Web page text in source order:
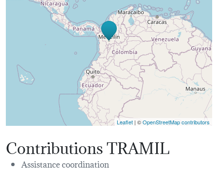
Leaflet | ©OpenStreetMap contributors
Contributions TRAMIL
Assistance coordination